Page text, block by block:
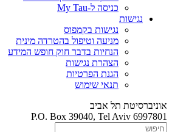
כניסה ל-My Tau
נגישות
נגישות בקמפוס
מניעה וטיפול בהטרדה מינית
הנחיות בדבר חוק חופש המידע
הצהרת נגישות
הגנת הפרטיות
תנאי שימוש
אוניברסיטת תל אביב
P.O. Box 39040, Tel Aviv 6997801